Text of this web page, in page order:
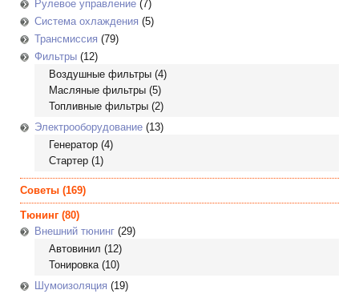
Рулевое управление (7)
Система охлаждения (5)
Трансмиссия (79)
Фильтры (12)
Воздушные фильтры (4)
Масляные фильтры (5)
Топливные фильтры (2)
Электрооборудование (13)
Генератор (4)
Стартер (1)
Советы (169)
Тюнинг (80)
Внешний тюнинг (29)
Автовинил (12)
Тонировка(10)
Шумоизоляция (19)